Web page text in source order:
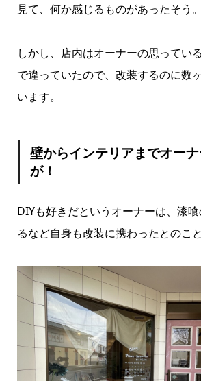
見て、何か感じるものがあったそう。
しかし、店内はオーナーの思ってい
で違っていたので、改装するのに数
います。
壁からインテリアまでオー
が！
DIYも好きだというオーナーは、漆
るなど自身も改装に携わったとのこと